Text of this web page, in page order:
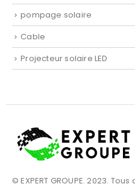
pompage solaire
Cable
Projecteur solaire LED
© EXPERT GROUPE. 2023.